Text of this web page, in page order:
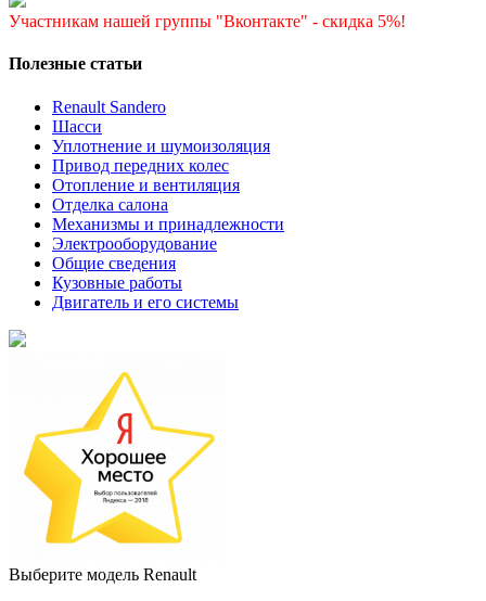
Участникам нашей группы "Вконтакте" - скидка 5%!
Полезные статьи
Renault Sandero
Шасси
Уплотнение и шумоизоляция
Привод передних колес
Отопление и вентиляция
Отделка салона
Механизмы и принадлежности
Электрооборудование
Общие сведения
Кузовные работы
Двигатель и его системы
Выберите модель Renault